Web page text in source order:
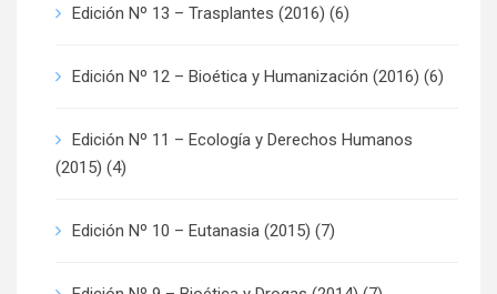
Edición Nº 13 – Trasplantes (2016) (6)
Edición Nº 12 – Bioética y Humanización (2016) (6)
Edición Nº 11 – Ecología y Derechos Humanos
(2015) (4)
Edición Nº 10 – Eutanasia (2015) (7)